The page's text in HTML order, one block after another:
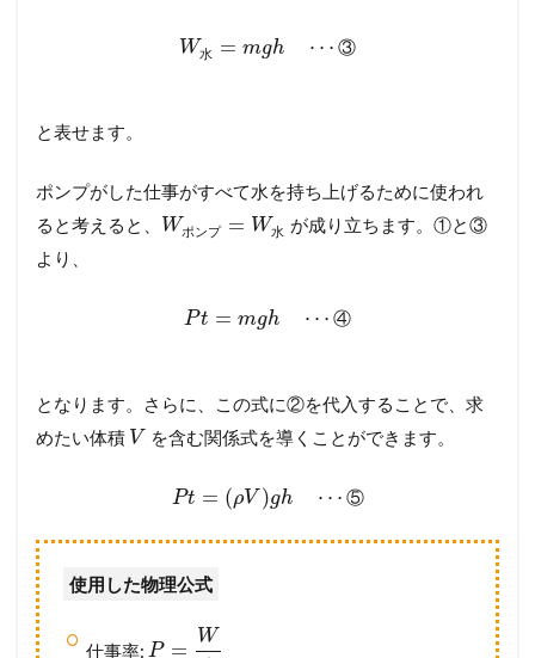
W水 = mgh ⋯ ③
と表せます。
ポンプがした仕事がすべて水を持ち上げるために使われ
ると考えると、
Wポンプ = W水 が成り立ちます。①と③
より、
Pt = mgh ⋯ ④
となります。さらに、この式に②を代入することで、求
めたい体積 V を含む関係式を導くことができます。
Pt = (ρV )gh ⋯ ⑤
使用した物理公式
仕事率: P =
W